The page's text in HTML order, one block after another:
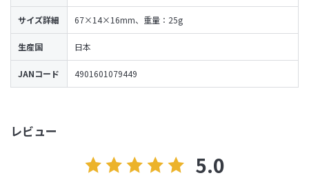
レビュー
5.0
サイズ詳細 67×14×16mm、重量：25g
生産国 日本
JANコード 4901601079449